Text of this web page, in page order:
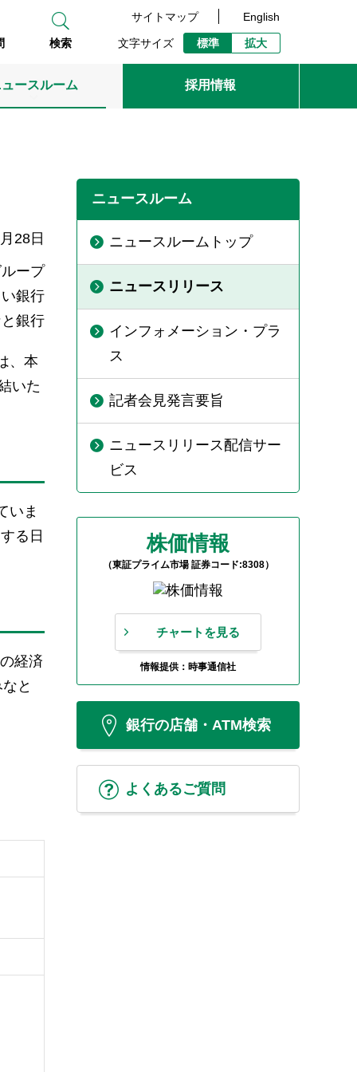
検索
サイトマップ English
文字サイズ 標準 拡大
ースルーム 採用情報
28日
ープ
銀行
銀行
、本
いた
いま
る日
経済
と
ニュースルーム
ニュースルームトップ
ニュースリリース
インフォメーション・プラ
ス
記者会見発言要旨
ニュースリリース配信サー
ビス
株価情報
（東証プライム市場 証券コード:8308）
チャートを見る
情報提供：時事通信社
銀行の店舗・ATM検索
よくあるご質問